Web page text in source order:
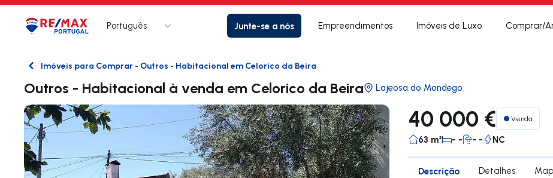
Logo Ir para página inicial
Português Junte-se a nós Empreendimentos Imóveis de Luxo Comprar/
VoltarImóveis para Comprar - Outros - Habitacional em Celorico da Beira
Outros - Habitacional à venda em Celorico da Beira Lajeosa do Mondego
40 000 € Venda
63 m² - - - - NC
Descrição Detalhes